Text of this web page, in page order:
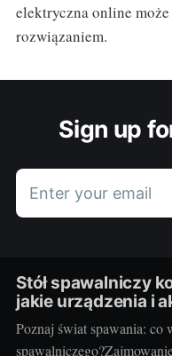
elektryczna online
rozwiązaniem.
Sign up
Enter your email
Stół spawalniczy
jakie urządzenia i
Poznaj świat spawania: co